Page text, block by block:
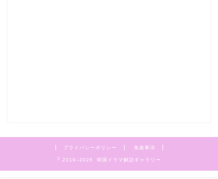
プライバシーポリシー 免責事項
2019–2026 韓国ドラマ解説ギャラリー